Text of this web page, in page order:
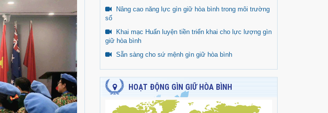
Nâng cao năng lực gìn giữ hòa bình trong môi trường
số
Khai mạc Huấn luyện tiền triển khai cho lực lượng gìn
giữ hòa bình
Sẵn sàng cho sứ mệnh gìn giữ hòa bình
HOẠT ĐỘNG GÌN GIỮ HÒA BÌNH